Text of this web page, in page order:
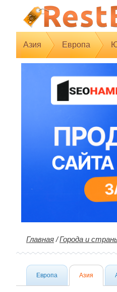
Азия Европа
Главная /Города и
Европа Азия